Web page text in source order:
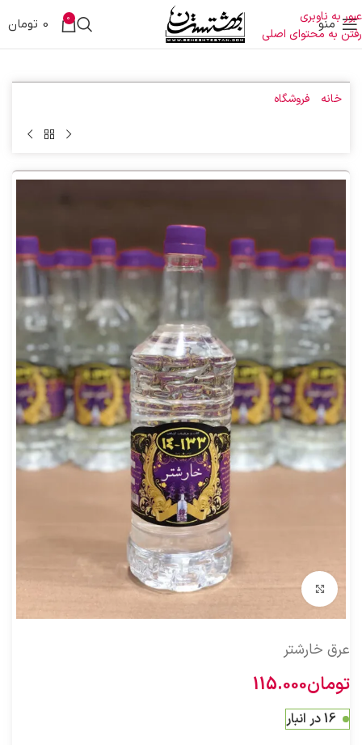
عبور به ناوبری
رفتن به محتوای اصلی
منو 0 تومان 0
خانه فروشگاه
بزرگنمایی تصویر
عرق خارشتر
تومان115.000
16 در انبار